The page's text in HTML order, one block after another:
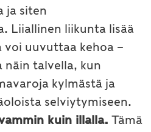
ja siten
Liiallinen liikunta lisää
voi uuvuttaa kehoa –
näin talvella, kun
kylmästä ja
selviytymiseen.
kuin illalla. Tämä